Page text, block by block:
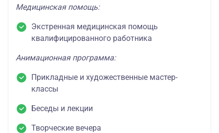
Медицинская помощь:
Экстренная медицинская помощь
квалифицированного работника
Анимационная программа:
Прикладные и художественные мастер-
классы
Беседы и лекции
Творческие вечера